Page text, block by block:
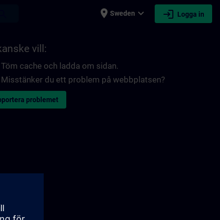
place Sweden expand_more login Logga in
vill:
Töm cache och ladda om sidan.
Misstänker du ett problem på webbplatsen?
problemet